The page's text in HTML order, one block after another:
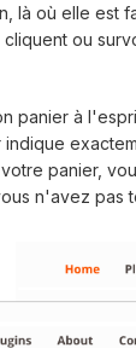
là où elle est
cliquent ou
panier à
panier,
n'avez pas